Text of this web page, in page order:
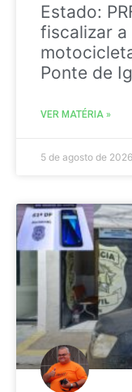
Estado:
fiscalizar a
Ponte de
VER MATÉRIA »
5 de agosto de 2026